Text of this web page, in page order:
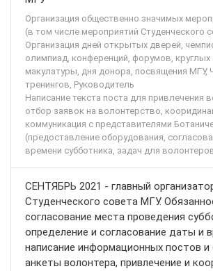
Организация общественно значимых
(в том числе мероприятий Студенческого
Организация дней открытых дверей,
олимпиад, конференций, форумов, круглых
макулатуры, дня донора, посвящения МГУ,
тренингов, Руководитель
Написание текста поста для привлечения
отбор заявок на волонтерство,
коммуникация с представителями
(предоставление оборудования,
времени субботника, задач для
СЕНТЯБРЬ 2021 - главный
Студенческого совета МГУ.
согласование места проведения
определение и согласование даты и
написание информационных постов и
анкеты волонтера, привлечение и